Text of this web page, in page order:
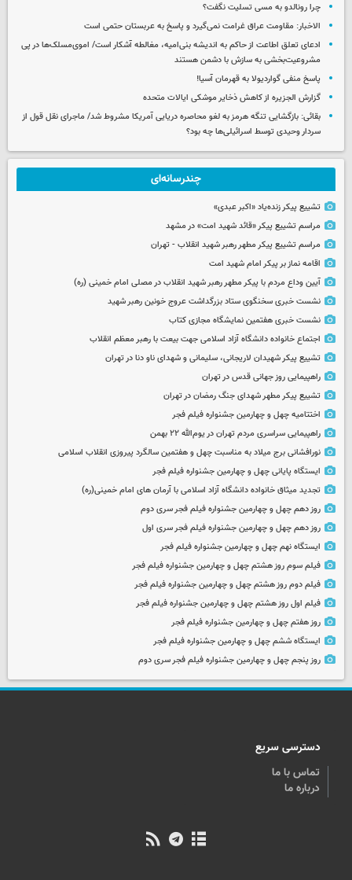
چرا رونالدو به مسی تسلیت نگفت؟
الاخبار: مقاومت عراق غرامت نمی‌گیرد و پاسخ به عربستان حتمی است
ادعای تعلق اطاعت از حاکم به اندیشه بنی‌امیه، مغالطه آشکار است/ اموی‌مسلک‌ها در پی
مشروعیت‌بخشی به سازش با دشمن هستند
پاسخ منفی گواردیولا به قهرمان آسیا!
گزارش الجزیره از کاهش ذخایر موشکی ایالات متحده
بقائی: بازگشایی تنگه هرمز به لغو محاصره دریایی آمریکا مشروط شد/ ماجرای نقل قول از
سردار وحیدی توسط اسرائیلی‌ها چه بود؟
چندرسانه‌ای
تشییع پیکر زنده‌یاد «اکبر عبدی»
مراسم تشییع پیکر «قائد شهید امت» در مشهد
مراسم تشییع پیکر مطهر رهبر شهید انقلاب - تهران
اقامه نماز بر پیکر امام شهید امت
آیین وداع مردم با پیکر مطهر رهبر شهید انقلاب در مصلی امام خمینی (ره)
نشست خبری سخنگوی ستاد بزرگداشت عروج خونین رهبر شهید
نشست خبری هفتمین نمایشگاه مجازی کتاب
اجتماع خانواده دانشگاه آزاد اسلامی جهت بیعت با رهبر معظم انقلاب
تشییع پیکر شهیدان لاریجانی، سلیمانی و شهدای ناو دنا در تهران
راهپیمایی روز جهانی قدس در تهران
تشییع پیکر مطهر شهدای جنگ رمضان در تهران
اختتامیه چهل و چهارمین جشنواره فیلم فجر
راهپیمایی سراسری مردم تهران در یوم‌الله ۲۲ بهمن
نورافشانی برج میلاد به مناسبت چهل‌ و هفتمین سالگرد پیروزی انقلاب اسلامی
ایستگاه پایانی چهل و چهارمین جشنواره فیلم فجر
تجدید میثاق خانواده دانشگاه آزاد اسلامی با آرمان های امام خمینی(ره)
روز دهم چهل و چهارمین جشنواره فیلم فجر سری دوم
روز دهم چهل و چهارمین جشنواره فیلم فجر سری اول
ایستگاه نهم چهل و چهارمین جشنواره فیلم فجر
فیلم سوم روز هشتم چهل و چهارمین جشنواره فیلم فجر
فیلم دوم روز هشتم چهل و چهارمین جشنواره فیلم فجر
فیلم اول روز هشتم چهل و چهارمین جشنواره فیلم فجر
روز هفتم چهل و چهارمین جشنواره فیلم فجر
ایستگاه ششم چهل و چهارمین جشنواره فیلم فجر
روز پنجم چهل و چهارمین جشنواره فیلم فجر سری دوم
دسترسی سریع
تماس با ما
درباره ما